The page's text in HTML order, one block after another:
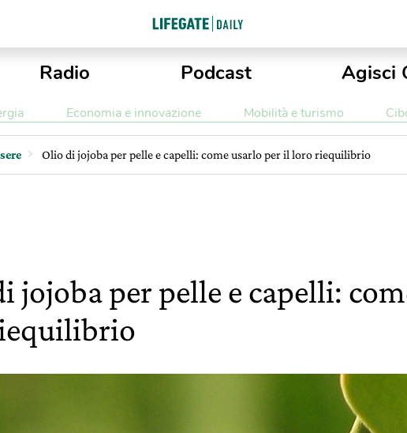
Radio Podcast Agisci
Economia e innovazione Mobilità e turismo
Olio di jojoba per pelle e capelli: come usarlo per il loro riequilibrio
jojoba per pelle e capelli: